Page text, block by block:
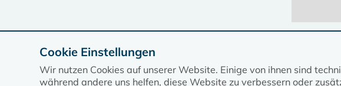
Diese
Cookie Einstellungen
Wir nutzen Cookies auf unserer Website. Einige von ihnen sind
während andere uns helfen, diese Website zu verbessern oder